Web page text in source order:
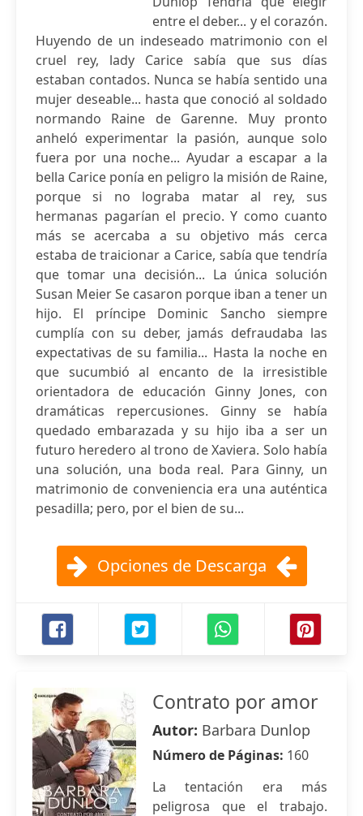
entre el deber... y el corazón.
Huyendo de un indeseado matrimonio con el
cruel rey, lady Carice sabía que sus días
estaban contados. Nunca se había sentido una
mujer deseable... hasta que conoció al soldado
normando Raine de Garenne. Muy pronto
anheló experimentar la pasión, aunque solo
fuera por una noche... Ayudar a escapar a la
bella Carice ponía en peligro la misión de Raine,
porque si no lograba matar al rey, sus
hermanas pagarían el precio. Y como cuanto
más se acercaba a su objetivo más cerca
estaba de traicionar a Carice, sabía que tendría
que tomar una decisión... La única solución
Susan Meier Se casaron porque iban a tener un
hijo. El príncipe Dominic Sancho siempre
cumplía con su deber, jamás defraudaba las
expectativas de su familia... Hasta la noche en
que sucumbió al encanto de la irresistible
orientadora de educación Ginny Jones, con
dramáticas repercusiones. Ginny se había
quedado embarazada y su hijo iba a ser un
futuro heredero al trono de Xaviera. Solo había
una solución, una boda real. Para Ginny, un
matrimonio de conveniencia era una auténtica
pesadilla; pero, por el bien de su...
Opciones de Descarga
Contrato por amor
Autor: Barbara Dunlop
Número de Páginas: 160
La tentación era más
peligrosa que el trabajo.